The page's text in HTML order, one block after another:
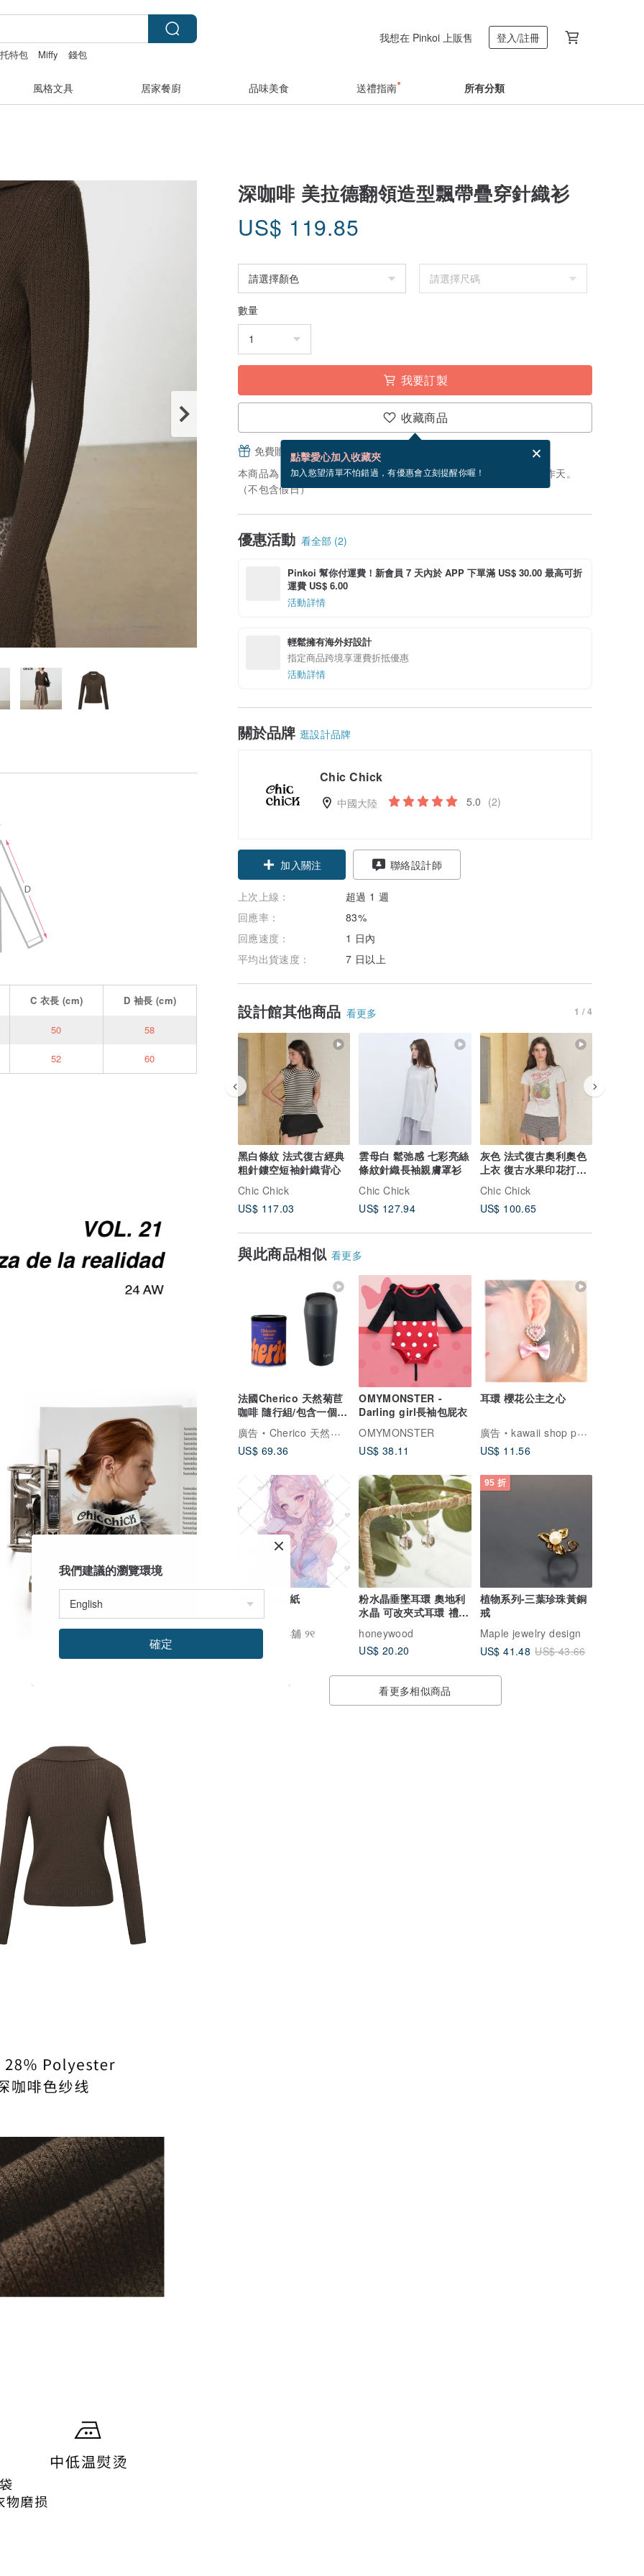
托特包 Miffy 錢包
我想在 Pinkoi 上販售 登入/註冊
風格文具 居家餐廚 品味美食 送禮指南 所有分類
深咖啡 美拉德翻領造型飄帶疊穿針織衫
US$ 119.85
數量
我要訂製
收藏商品
點擊愛心加入收藏夾
加入慾望清單不怕錯過，有優惠會立刻提醒你喔！
免費贈送電子賀卡，結帳完成後填寫
本商品為「接單訂製」。付款後，從開始製作到寄出商品為 10 個工作天。
（不包含假日）
優惠活動 看全部 (2)
Pinkoi 幫你付運費！新會員 7 天內於 APP 下單滿 US$ 30.00 最高可折
運費 US$ 6.00
活動詳情
輕鬆擁有海外好設計
指定商品跨境享運費折抵優惠
活動詳情
關於品牌 逛設計品牌
Chic Chick
中國大陸 5.0 (2)
加入關注 聯絡設計師
上次上線：
超過 1 週
回應率：
83%
回應速度：
1 日內
平均出貨速度：
7 日以上
設計館其他商品 看更多 1 / 4
黑白條紋 法式復古經典
粗針鏤空短袖針織背心
Chic Chick
US$ 117.03
雲母白 鬆弛感 七彩亮絲
條紋針織長袖親膚罩衫
Chic Chick
US$ 127.94
灰色 法式復古奧利奧色
上衣 復古水果印花打纜
短袖T恤
Chic Chick
US$ 100.65
與此商品相似 看更多
法國Cherico 天然菊苣
咖啡 隨行組/包含一個
bru陶瓷旅行保溫杯
廣告
Cherico 天然菊苣咖啡
US$ 69.36
OMYMONSTER -
Darling girl長袖包屁衣
OMYMONSTER
US$ 38.11
耳環 櫻花公主之心
廣告
kawaii shop pomul
US$ 11.56
原創人物貼紙
୨୧ XoXo 小舖 ୨୧
粉水晶垂墜耳環 奧地利
水晶 可改夾式耳環 禮物
honeywood
US$ 20.20
95 折
植物系列-三葉珍珠黃銅
戒
Maple jewelry design
US$ 41.48 US$ 43.66
看更多相似商品
C 衣長 (cm) D 袖長 (cm)
50 58
52 60
我們建議的瀏覽環境
確定